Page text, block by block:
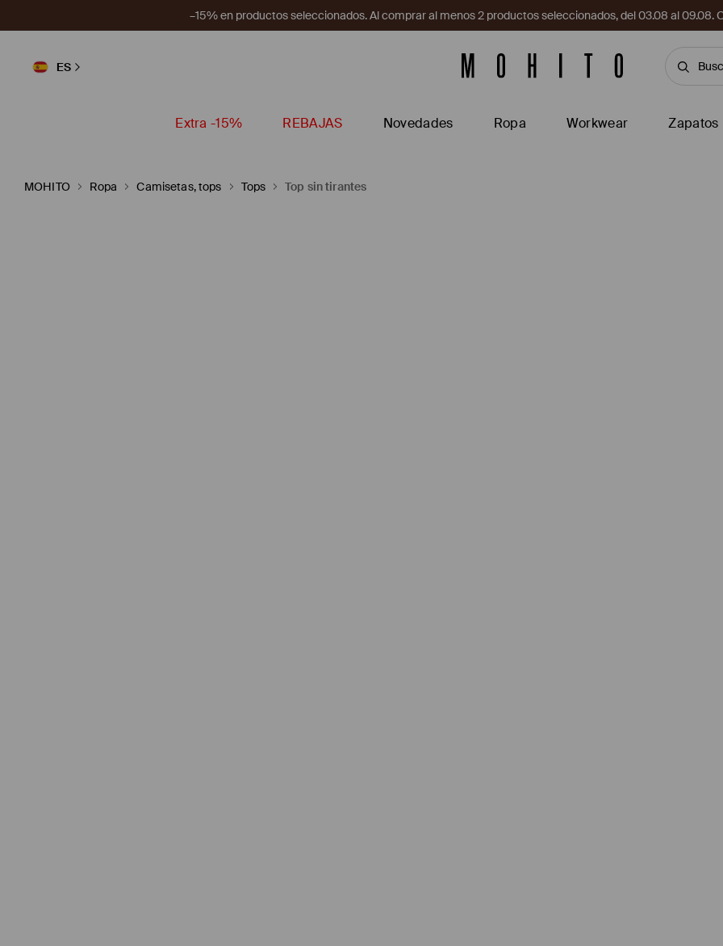
–15% en productos seleccionados. Al comprar al menos 2 productos seleccionados, del 03.08 al 09.08.
ES
Extra -15% REBAJAS Novedades Ropa Workwear Zapatos
MOHITO Ropa Camisetas, tops Tops Top sin tirantes